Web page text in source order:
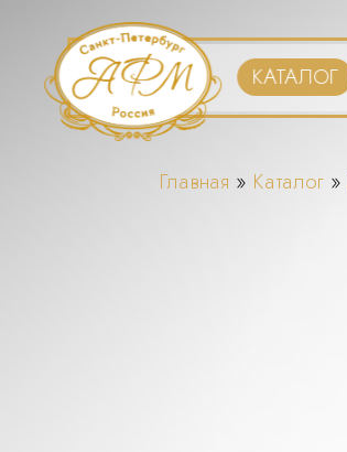
основному
содержанию
КАТАЛОГ
Вы
Главная » Каталог »